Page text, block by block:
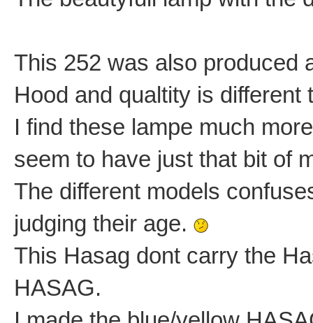
This 252 was also produced
Hood and qualtity is different
I find these lampe much
seem to have just that bit of
The different models
judging their age.
This Hasag dont carry the
HASAG.